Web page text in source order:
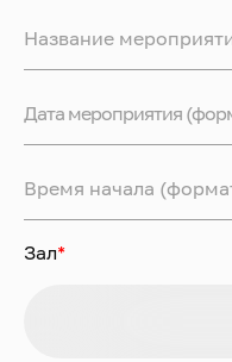
Название
Дата мероприятия
Время начала
Зал*